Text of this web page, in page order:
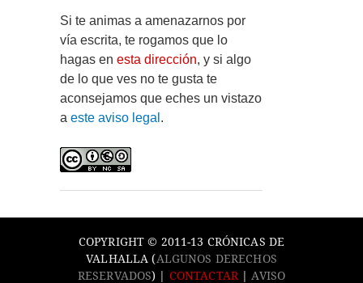
Si te animas a amenazarnos por
vía escrita, te rogamos que lo
hagas en esta dirección, y si algo
de lo que ves no te gusta te
aconsejamos que eches un vistazo
a este aviso legal .
COPYRIGHT © 2011-13 CRÓNICAS DE
VALHALLA (ALGUNOS DERECHOS
RESERVADOS) | CONTACTAR
AVISO